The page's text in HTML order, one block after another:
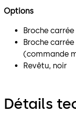
Options
Broche
Broche
(commande
Revêtu, noir
Détails